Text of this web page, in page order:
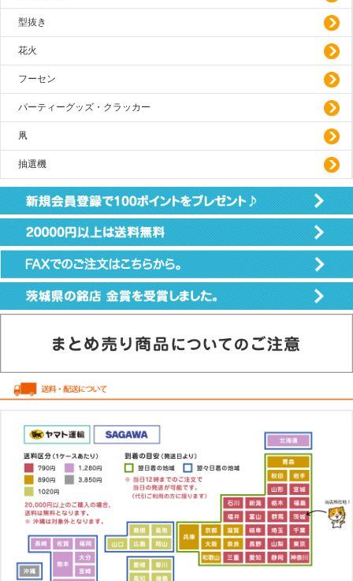
型抜き
花火
フーセン
パーティーグッズ・クラッカー
凧
抽選機